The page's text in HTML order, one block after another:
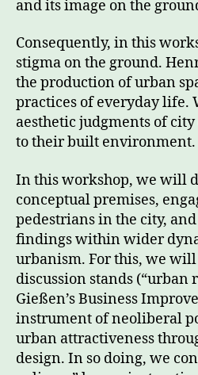
and its image on the
Consequently, in this
stigma on the ground.
the production of urban
practices of everyday life.
aesthetic judgments of
to their built environment.
In this workshop, we will
conceptual premises,
pedestrians in the city,
findings within wider
urbanism. For this, we
discussion stands (“urban
Gießen’s Business
instrument of neoliberal
urban attractiveness
design. In so doing, we